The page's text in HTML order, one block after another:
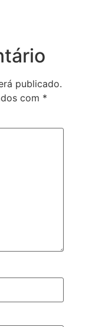
publicado.
com *